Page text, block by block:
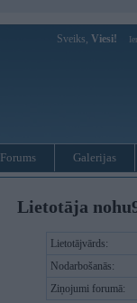
Sveiks, Viesi!
Forums Galerijas
Lietotāja
Lietotājvārds:
Nodarbošanās:
Ziņojumi forumā: